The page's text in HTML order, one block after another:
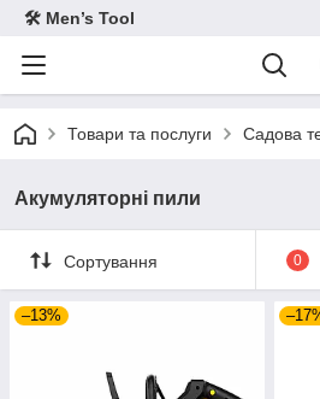
🛠 Men’s Tool
Товари та послуги Садова
Акумуляторні пили
Сортування 0
–13%